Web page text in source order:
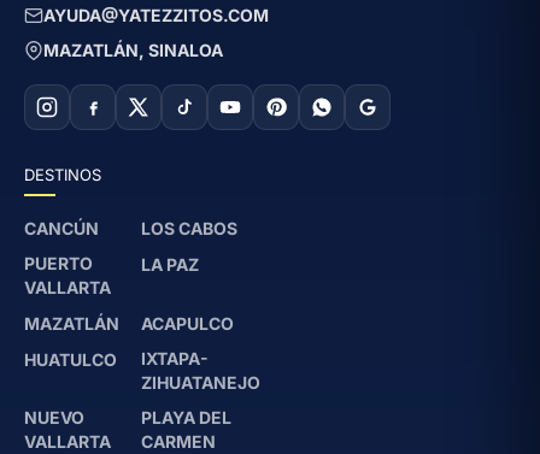
AYUDA@YATEZZITOS.COM
MAZATLÁN, SINALOA
DESTINOS
CANCÚN
LOS CABOS
PUERTO
VALLARTA
LA PAZ
MAZATLÁN
ACAPULCO
HUATULCO
IXTAPA-
ZIHUATANEJO
NUEVO
VALLARTA
PLAYA DEL
CARMEN